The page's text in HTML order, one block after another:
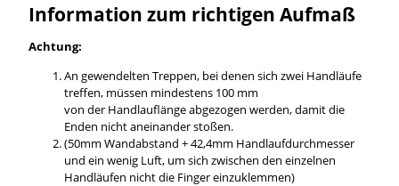
Information zum richtigen Aufmaß
Achtung:
An gewendelten Treppen, bei denen sich zwei Handläufe
treffen, müssen mindestens 100 mm
von der Handlauflänge abgezogen werden, damit die
Enden nicht aneinander stoßen.
(50mm Wandabstand + 42,4mm Handlaufdurchmesser
und ein wenig Luft, um sich zwischen den einzelnen
Handläufen nicht die Finger einzuklemmen)